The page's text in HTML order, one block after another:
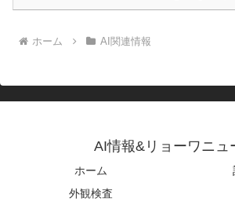
ホーム AI関連情報
AI情報&リョーワニュ
ホーム
外観検査